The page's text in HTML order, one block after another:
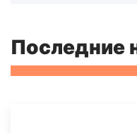
Последние